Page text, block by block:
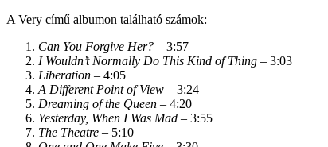
A Very című albumon található számok:
Can You Forgive Her? – 3:57
I Wouldn’t Normally Do This Kind of Thing – 3:03
Liberation – 4:05
A Different Point of View – 3:24
Dreaming of the Queen – 4:20
Yesterday, When I Was Mad – 3:55
The Theatre – 5:10